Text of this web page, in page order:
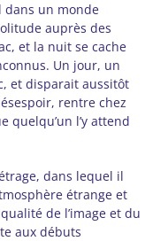
dans un monde
auprès des
et la nuit se cache
Un jour, un
et disparait aussitôt
rentre chez
quelqu’un l’y attend
dans lequel il
étrange et
de l’image et du
aux débuts